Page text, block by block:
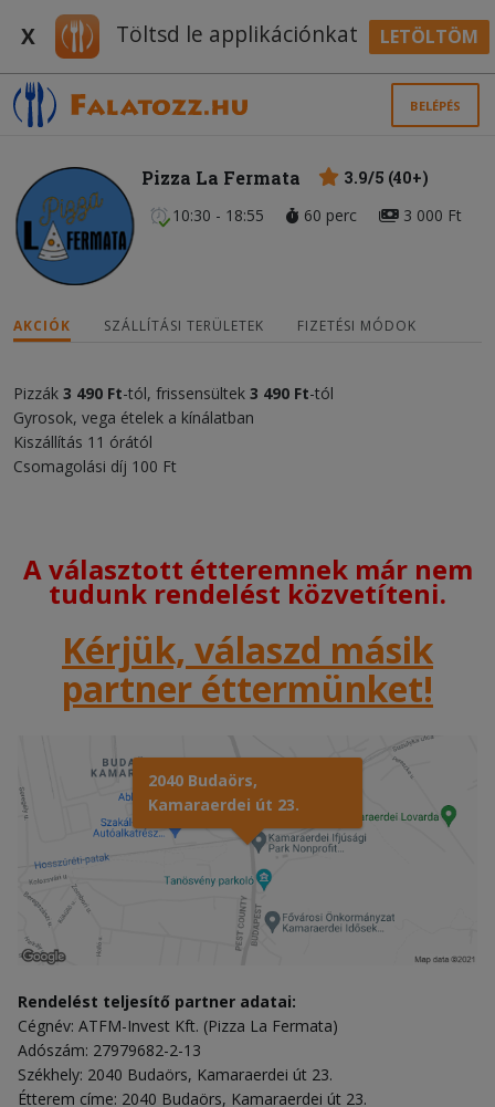
X Töltsd le applikációnkat LETÖLTÖM
BELÉPÉS
Pizza La Fermata
3.9/5 (40+)
10:30 - 18:55
60 perc 3 000 Ft
AKCIÓK SZÁLLÍTÁSI TERÜLETEK FIZETÉSI MÓDOK
Pizzák 3 490 Ft-tól, frissensültek 3 490 Ft-tól
Gyrosok, vega ételek a kínálatban
Kiszállítás 11 órától
Csomagolási díj 100 Ft
A választott étteremnek már nem
tudunk rendelést közvetíteni.
Kérjük, válaszd másik
partner éttermünket!
2040 Budaörs,
Kamaraerdei út 23.
Rendelést teljesítő partner adatai:
Cégnév: ATFM-Invest Kft. (Pizza La Fermata)
Adószám: 27979682-2-13
Székhely: 2040 Budaörs, Kamaraerdei út 23.
Étterem címe: 2040 Budaörs, Kamaraerdei út 23.